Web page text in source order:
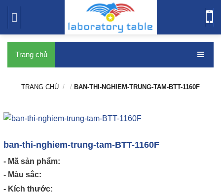
bàn thí nghiệm
Trang chủ
TRANG CHỦ / / BAN-THI-NGHIEM-TRUNG-TAM-BTT-1160F
ban-thi-nghiem-trung-tam-BTT-1160F
- Mã sản phẩm:
- Màu sắc:
- Kích thước: